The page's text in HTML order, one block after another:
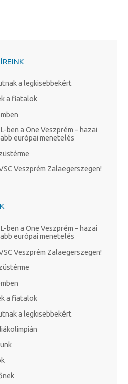
a legkisebbekért
a fiatalok
ben a One Veszprém – hazai
európai menetelés
Veszprém Zalaegerszegen!
ben a One Veszprém – hazai
európai menetelés
Veszprém Zalaegerszegen!
a fiatalok
a legkisebbekért